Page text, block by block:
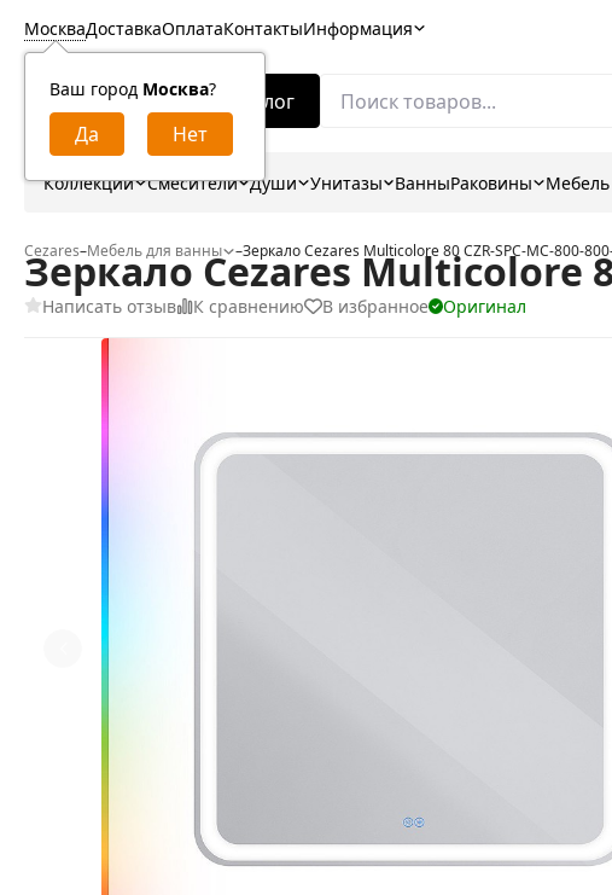
Москва
Ваш город Москва?
ДоставкаОплатаКонтактыИнформация
Каталог
Коллекции Смесители Души Унитазы ВанныРаковины
Cezares–Мебель для ванны –Зеркало Cezares Multicolore 80 CZR-SPC-MC-800-
Зеркало Cezares Multicolore
Написать отзыв К сравнению В избранное Оригинал